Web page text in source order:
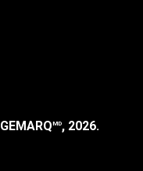
MD, 2026.